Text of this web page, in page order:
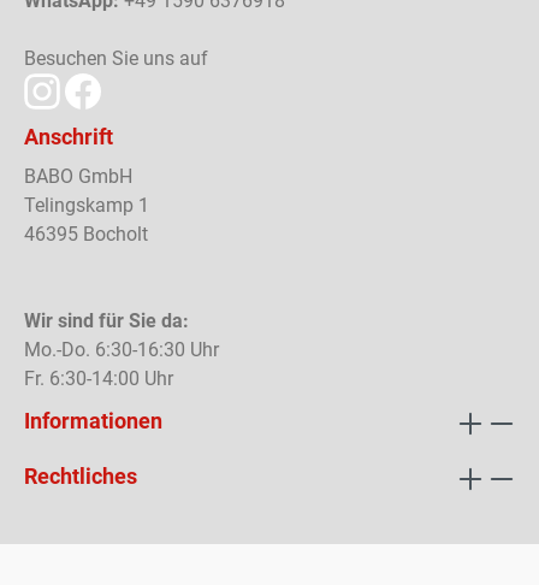
Besuchen Sie uns auf
Anschrift
BABO GmbH
Telingskamp 1
46395 Bocholt
Wir sind für Sie da:
Mo.-Do. 6:30-16:30 Uhr
Fr. 6:30-14:00 Uhr
Informationen
Rechtliches